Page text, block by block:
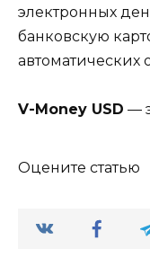
электронных
банковскую
автоматических
V-Money USD —
Оцените статью